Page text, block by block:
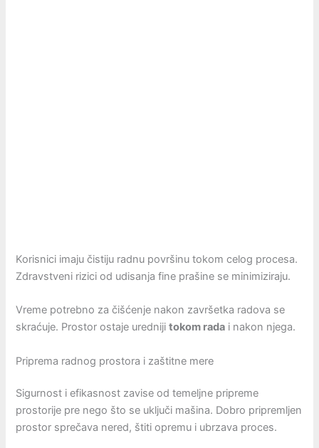
Korisnici imaju čistiju radnu površinu tokom celog procesa.
Zdravstveni rizici od udisanja fine prašine se minimiziraju.
Vreme potrebno za čišćenje nakon završetka radova se
skraćuje. Prostor ostaje urednijitokom rada i nakon njega.
Priprema radnog prostora i zaštitne mere
Sigurnost i efikasnost zavise od temeljne pripreme
prostorije pre nego što se uključi mašina. Dobro pripremljen
prostor sprečava nered, štiti opremu i ubrzava proces.